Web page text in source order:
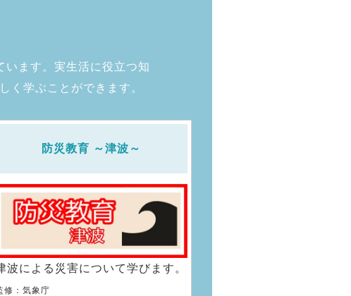
います。実生活に役立つ知
く学ぶことができます。
防災教育 ～津波～
波による災害について学びます。
修：気象庁